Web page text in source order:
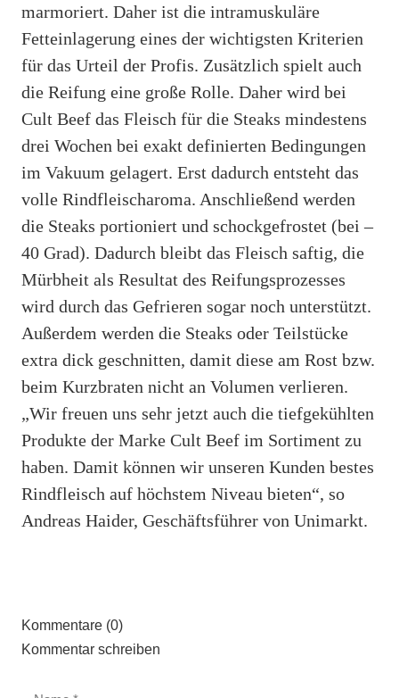
marmoriert. Daher ist die intramuskuläre
Fetteinlagerung eines der wichtigsten Kriterien
für das Urteil der Profis. Zusätzlich spielt auch
die Reifung eine große Rolle. Daher wird bei
Cult Beef das Fleisch für die Steaks mindestens
drei Wochen bei exakt definierten Bedingungen
im Vakuum gelagert. Erst dadurch entsteht das
volle Rindfleischaroma. Anschließend werden
die Steaks portioniert und schockgefrostet (bei –
40 Grad). Dadurch bleibt das Fleisch saftig, die
Mürbheit als Resultat des Reifungsprozesses
wird durch das Gefrieren sogar noch unterstützt.
Außerdem werden die Steaks oder Teilstücke
extra dick geschnitten, damit diese am Rost bzw.
beim Kurzbraten nicht an Volumen verlieren.
„Wir freuen uns sehr jetzt auch die tiefgekühlten
Produkte der Marke Cult Beef im Sortiment zu
haben. Damit können wir unseren Kunden bestes
Rindfleisch auf höchstem Niveau bieten“, so
Andreas Haider, Geschäftsführer von Unimarkt.
Kommentare (0)
Kommentar schreiben